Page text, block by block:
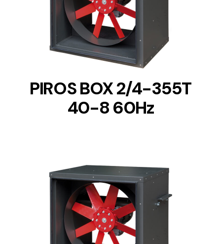
DETAILS
PIROS BOX 2/4-355T
40-8 60Hz
DETAILS